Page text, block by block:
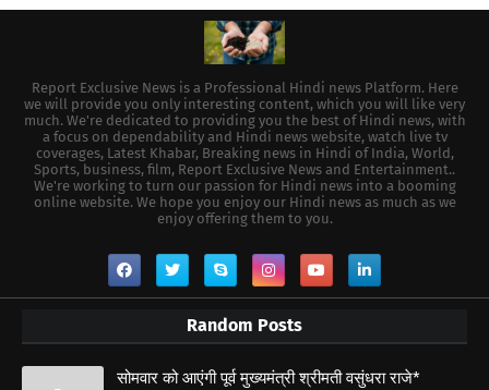
Report Exclusive News is a Professional Hindi news Platform. Here
we will provide you only interesting content, which you will like very
much. We're dedicated to providing you the best of Hindi news, with
a focus on dependability and Hindi news website, watch live tv
coverages, Latest Khabar, Breaking news in Hindi of India, World,
Sports, business, film, Report Exclusive News and Entertainment..
We're working to turn our passion for Hindi news into a booming
online website. We hope you enjoy our Hindi news as much as we
enjoy offering them to you.
Random Posts
सोमवार को आएंगी पूर्व मुख्यमंत्री श्रीमती वसुंधरा राजे*